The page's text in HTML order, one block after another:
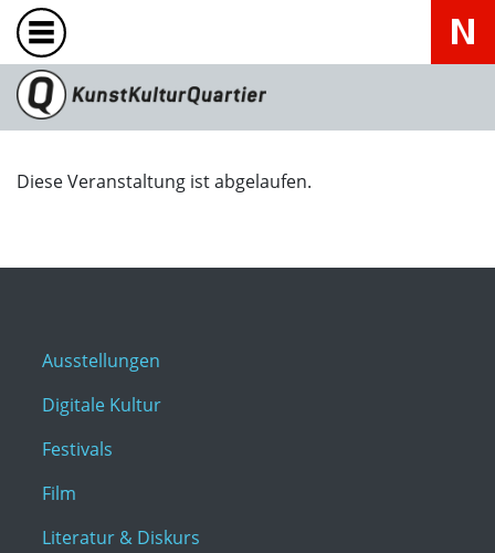
Diese Veranstaltung ist abgelaufen.
Ausstellungen
Digitale Kultur
Festivals
Film
Literatur & Diskurs